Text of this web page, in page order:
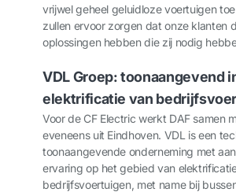
vrijwel geheel geluidloze voertuigen
zullen ervoor zorgen dat onze klanten
oplossingen hebben die zij nodig
VDL Groep: toonaangevend
elektrificatie van
Voor de CF Electric werkt DAF samen
eveneens uit Eindhoven. VDL is een
toonaangevende onderneming met
ervaring op het gebied van
bedrijfsvoertuigen, met name bij